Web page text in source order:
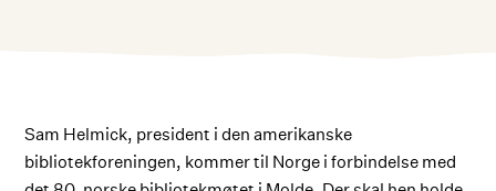
Sam Helmick, president i den amerikanske
bibliotekforeningen, kommer til Norge i forbindelse med